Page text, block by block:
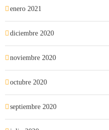
enero 2021
diciembre 2020
noviembre 2020
octubre 2020
septiembre 2020